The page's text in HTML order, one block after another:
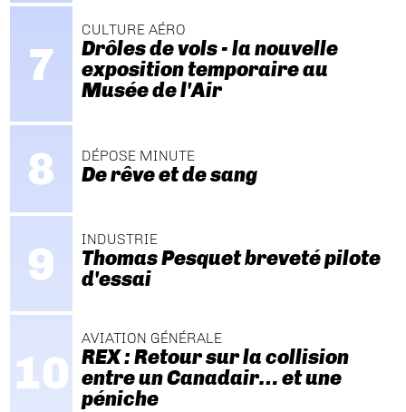
CULTURE AÉRO
Drôles de vols - la nouvelle
exposition temporaire au
Musée de l'Air
DÉPOSE MINUTE
De rêve et de sang
INDUSTRIE
Thomas Pesquet breveté pilote
d'essai
AVIATION GÉNÉRALE
REX : Retour sur la collision
entre un Canadair… et une
péniche